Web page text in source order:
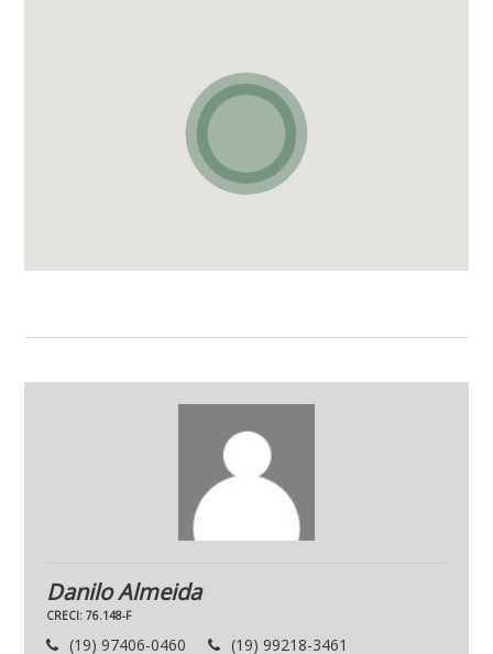
Danilo Almeida
CRECI: 76.148-F
(19) 97406-0460
(19) 99218-3461